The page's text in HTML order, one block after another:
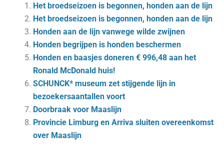
Het broedseizoen is begonnen, honden aan de lijn
Het broedseizoen is begonnen, honden aan de lijn
Honden aan de lijn vanwege wilde zwijnen
Honden begrijpen is honden beschermen
Honden en baasjes doneren € 996,48 aan het
Ronald McDonald huis!
SCHUNCK* museum zet stijgende lijn in
bezoekersaantallen voort
Door­braak voor Maas­lijn
Pro­vin­cie Lim­burg en Ar­ri­va slui­ten over­een­komst
over Maas­lijn